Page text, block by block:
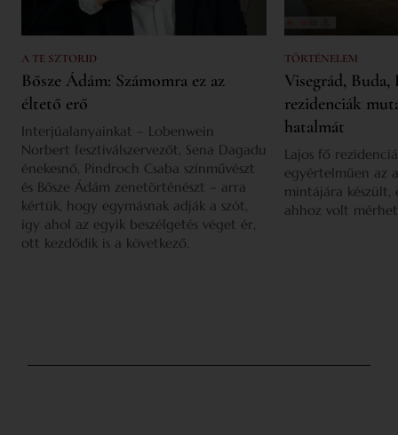
A TE SZTORID
Bősze Ádám: Számomra ez az
éltető erő
Interjúalanyainkat – Lobenwein
Norbert fesztiválszervezőt, Sena Dagadu
énekesnő, Pindroch Csaba színművészt
és Bősze Ádám zenetörténészt – arra
kértük, hogy egymásnak adják a szót,
így ahol az egyik beszélgetés véget ér,
ott kezdődik is a következő.
TÖRTÉNELEM
Visegrád,
rezidenciák
hatalmát
Lajos fő
egyértelműen az
mintájára készült,
ahhoz volt